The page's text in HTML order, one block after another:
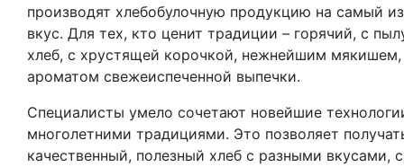
производят хлебобулочную продукцию на самый
вкус. Для тех, кто ценит традиции – горячий, с
хлеб, с хрустящей корочкой, нежнейшим
ароматом свежеиспеченной выпечки.
Специалисты умело сочетают новейшие
многолетними традициями. Это позволяет
качественный, полезный хлеб с разными вкусами, с